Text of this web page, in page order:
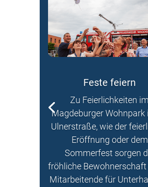
Feste feiern
Zu Feierlichkeiten im
Magdeburger Wohnpark
Ulnerstraße, wie der
Eröffnung oder dem
Sommerfest sorgen
fröhliche
Mitarbeitende für